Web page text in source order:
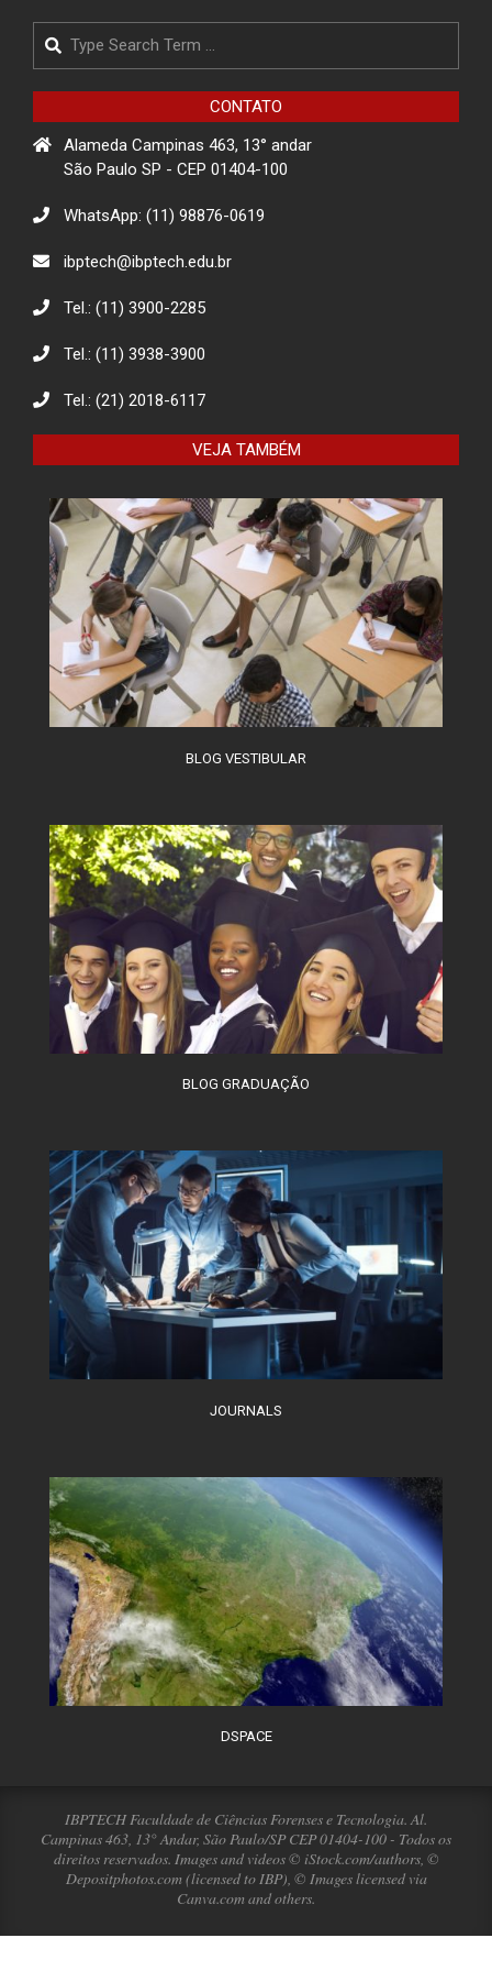
Projeto de Conscientização sobre
golpes para idosos impacta a
comunidade de Itapevi- São Paulo
Projeto Rua
Descarte Sustentável de Pilhas e
Baterias
Eco Eletrônicos: Promovendo a
Responsável
O combate à desinformação na
Search
CONTATO
Alameda Campinas 463, 13° andar
São Paulo SP - CEP 01404-100
WhatsApp: (11) 98876-0619
ibptech@ibptech.edu.br
Tel.: (11) 3900-2285
Tel.: (11) 3938-3900
Tel.: (21) 2018-6117
VEJA TAMBÉM
BLOG VESTIBULAR
BLOG GRADUAÇÃO
JOURNALS
DSPACE
IBPTECH Faculdade de Ciências Forenses e Tecnologia. Al.
Campinas 463, 13° Andar, São Paulo/SP CEP 01404-100 - Todos os
direitos reservados. Images and videos © iStock.com/authors, ©
Depositphotos.com (licensed to IBP), © Images licensed via
Canva.com and others.